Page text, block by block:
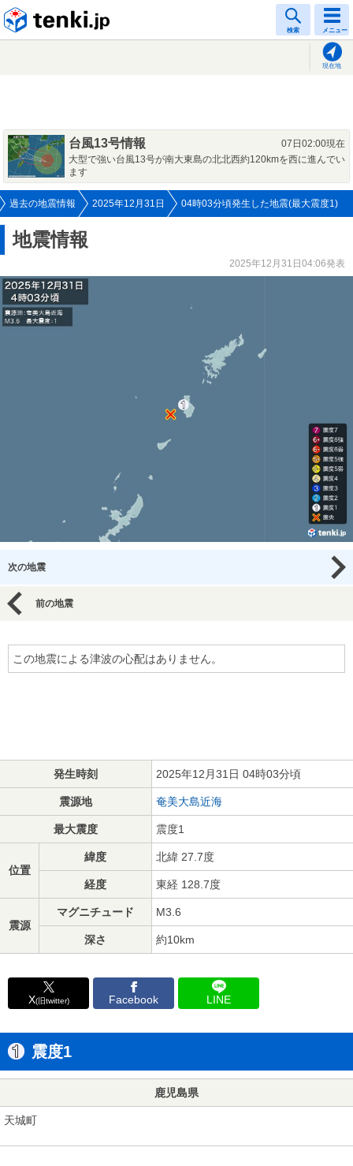
検索 メニュー
現在地
台風13号情報
07日02:00現在
大型で強い台風13号が南大東島の北北西約120kmを西に進んでい
ます
過去の地震情報 2025年12月31日 04時03分頃発生した地震(最大震度1)
地震情報
2025年12月31日04:06発表
次の地震
前の地震
この地震による津波の心配はありません。
発生時刻 2025年12月31日 04時03分頃
震源地 奄美大島近海
最大震度 震度1
位置
緯度 北緯 27.7度
経度 東経 128.7度
震源
マグニチュード M3.6
深さ 約10km
X(旧twitter) Facebook LINE
震度1
鹿児島県
天城町